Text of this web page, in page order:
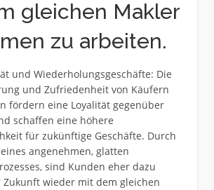
gleichen Makler
zu arbeiten.
und Wiederholungsgeschäfte: Die
und Zufriedenheit von Käufern
fördern eine Loyalität gegenüber
schaffen eine höhere
für zukünftige Geschäfte. Durch
angenehmen, glatten
sind Kunden eher dazu
Zukunft wieder mit dem gleichen